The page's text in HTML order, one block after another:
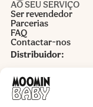
AO SEU SERVIÇO
Ser revendedor
Parcerias
FAQ
Contactar-nos
Distribuidor:
Alida Castro Lda.
Rua Alto do Cotão